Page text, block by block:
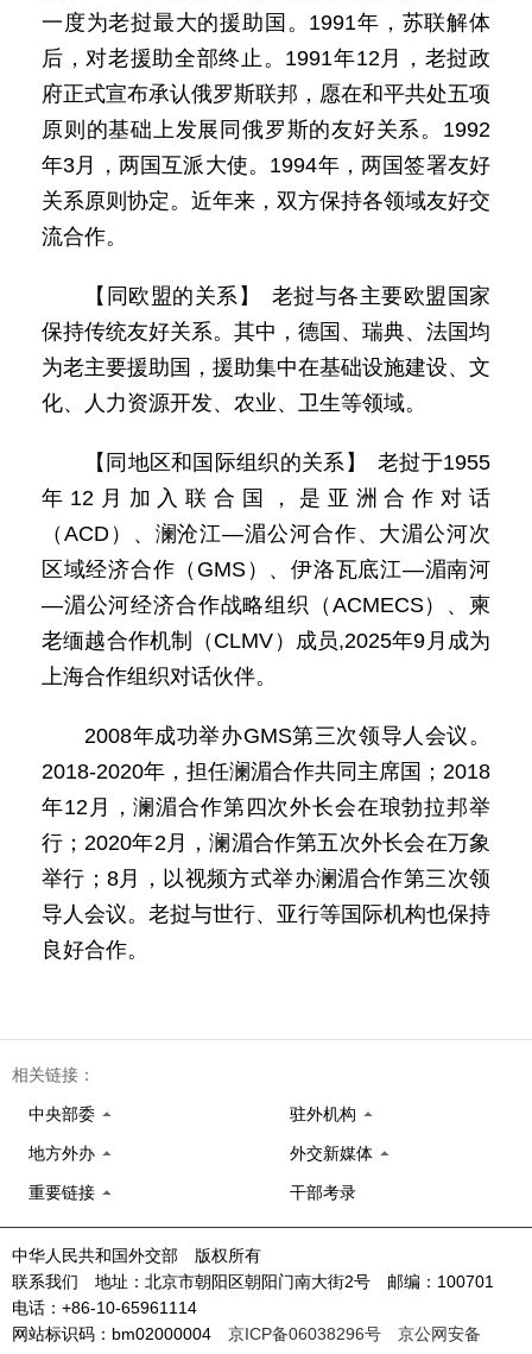
一度为老挝最大的援助国。1991年，苏联解体
后，对老援助全部终止。1991年12月，老挝政
府正式宣布承认俄罗斯联邦，愿在和平共处五项
原则的基础上发展同俄罗斯的友好关系。1992
年3月，两国互派大使。1994年，两国签署友好
关系原则协定。近年来，双方保持各领域友好交
流合作。
【同欧盟的关系】 老挝与各主要欧盟国家
保持传统友好关系。其中，德国、瑞典、法国均
为老主要援助国，援助集中在基础设施建设、文
化、人力资源开发、农业、卫生等领域。
【同地区和国际组织的关系】 老挝于1955
年12月加入联合国，是亚洲合作对话
（ACD）、澜沧江—湄公河合作、大湄公河次
区域经济合作（GMS）、伊洛瓦底江—湄南河
—湄公河经济合作战略组织（ACMECS）、柬
老缅越合作机制（CLMV）成员,2025年9月成为
上海合作组织对话伙伴。
2008年成功举办GMS第三次领导人会议。
2018-2020年，担任澜湄合作共同主席国；2018
年12月，澜湄合作第四次外长会在琅勃拉邦举
行；2020年2月，澜湄合作第五次外长会在万象
举行；8月，以视频方式举办澜湄合作第三次领
导人会议。老挝与世行、亚行等国际机构也保持
良好合作。
相关链接：
中央部委 驻外机构
地方外办 外交新媒体
重要链接 干部考录
中华人民共和国外交部 版权所有
联系我们 地址：北京市朝阳区朝阳门南大街2号 邮编：100701
电话：+86-10-65961114
网站标识码：bm02000004 京ICP备06038296号
京公网安备